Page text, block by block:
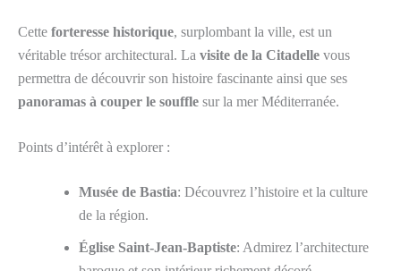
Cette forteresse historique, surplombant la ville, est un
véritable trésor architectural. La visite de la Citadelle vous
permettra de découvrir son histoire fascinante ainsi que ses
panoramas à couper le souffle sur la mer Méditerranée.
Points d’intérêt à explorer :
Musée de Bastia: Découvrez l’histoire et la culture
de la région.
Église Saint-Jean-Baptiste: Admirez l’architecture